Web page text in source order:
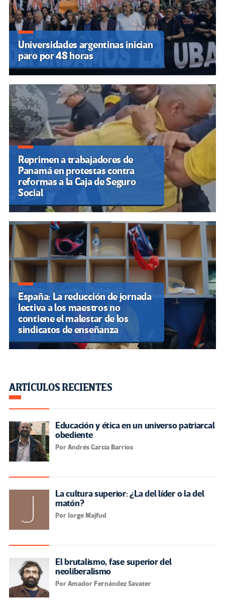
Universidades argentinas inician
paro por 48 horas
Reprimen a trabajadores de
Panamá en protestas contra
reformas a la Caja de Seguro
Social
España: La reducción de jornada
lectiva a los maestros no
contiene el malestar de los
sindicatos de enseñanza
ARTÍCULOS RECIENTES
Educación y ética en un universo patriarcal
obediente
Por Andrés García Barrios
La cultura superior: ¿La del líder o la del
matón?
Por Jorge Majfud
El brutalismo, fase superior del
neoliberalismo
Por Amador Fernández Savater